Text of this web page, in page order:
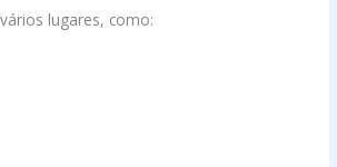
lugares, como: